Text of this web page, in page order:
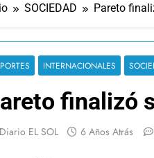
SOCIEDAD Pareto
INTERNACIONALES
finalizó
Diario EL SOL 6 Años Atrás